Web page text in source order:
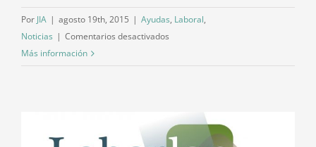
Por JIA | agosto 19th, 2015 | Ayudas, Laboral,
Noticias | Comentarios desactivados
a
Más información